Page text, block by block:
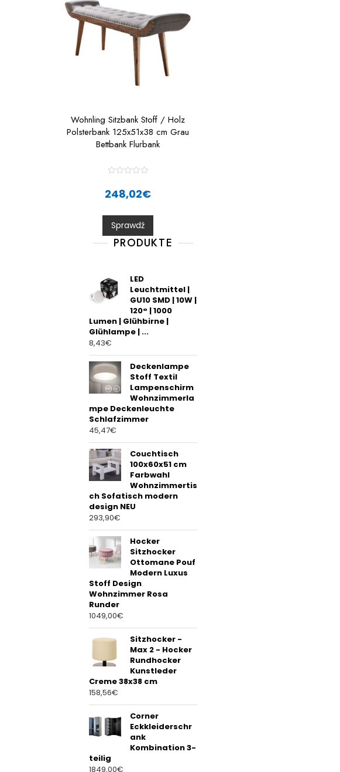
Wohnling Sitzbank Stoff / Holz
Polsterbank 125x51x38 cm Grau
Bettbank Flurbank
t
0
o
u
t
248,02€
Sprawdź
PRODUKTE
LED
Leuchtmittel |
GU10 SMD | 10W |
120° | 1000
Lumen | Glühbirne |
Glühlampe | ...
8,43€
Deckenlampe
Stoff Textil
Lampenschirm
Wohnzimmerla
mpe Deckenleuchte
Schlafzimmer
45,47€
Couchtisch
100x60x51 cm
Farbwahl
Wohnzimmertis
ch Sofatisch modern
design NEU
293,90€
Hocker
Sitzhocker
Ottomane Pouf
Modern Luxus
Stoff Design
Wohnzimmer Rosa
Runder
1049,00€
Sitzhocker -
Max 2 - Hocker
Rundhocker
Kunstleder
Creme 38x38 cm
158,56€
Corner
Eckkleiderschr
ank
Kombination 3-
teilig
1849,00€